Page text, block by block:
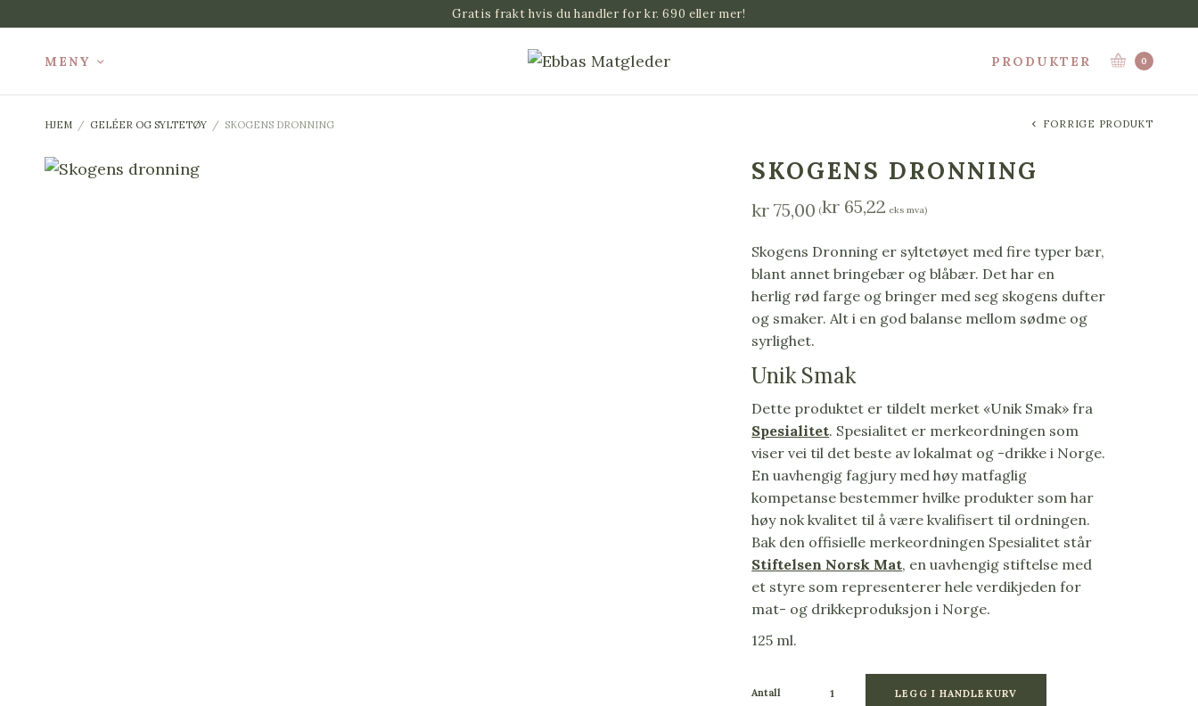
Gratis frakt hvis du handler for kr. 690 eller mer!
MENY PRODUKTER 0
HJEM / GELÉER OG SYLTETØY / SKOGENS DRONNING FORRIGE PRODUKT
SKOGENS DRONNING
kr 75,00 (kr 65,22 eks mva)
Skogens Dronning er syltetøyet med fire typer bær,
blant annet bringebær og blåbær. Det har en
herlig rød farge og bringer med seg skogens dufter
og smaker. Alt i en god balanse mellom sødme og
syrlighet.
Unik Smak
Dette produktet er tildelt merket «Unik Smak» fra
Spesialitet. Spesialitet er merkeordningen som
viser vei til det beste av lokalmat og -drikke i Norge.
En uavhengig fagjury med høy matfaglig
kompetanse bestemmer hvilke produkter som har
høy nok kvalitet til å være kvalifisert til ordningen.
Bak den offisielle merkeordningen Spesialitet står
Stiftelsen Norsk Mat, en uavhengig stiftelse med
et styre som representerer hele verdikjeden for
mat- og drikkeproduksjon i Norge.
125 ml.
Antall LEGG I HANDLEKURV